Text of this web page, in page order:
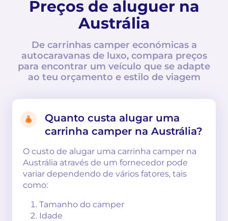
Preços de aluguer na
Austrália
De carrinhas camper económicas a
autocaravanas de luxo, compara preços
para encontrar um veículo que se adapte
ao teu orçamento e estilo de viagem
Quanto custa alugar uma
carrinha camper na Austrália?
O custo de alugar uma carrinha camper na
Austrália através de um fornecedor pode
variar dependendo de vários fatores, tais
como:
Tamanho do camper
Idade